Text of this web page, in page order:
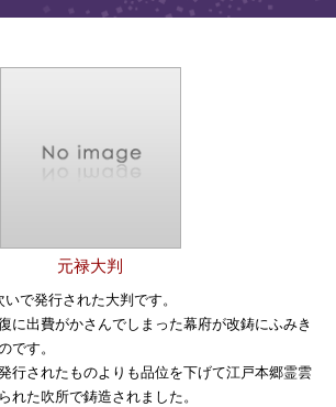
元禄大判
で発行された大判です。
に出費がかさんでしまった幕府が改鋳にふみき
です。
行されたものよりも品位を下げて江戸本郷霊雲
れた吹所で鋳造されました。